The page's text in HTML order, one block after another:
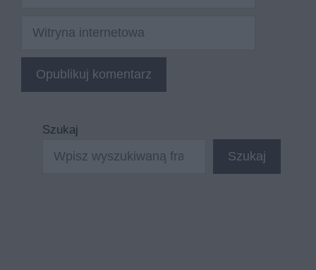
Witryna
Szukaj
Szukaj